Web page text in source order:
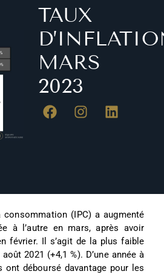
TAUX
MARS
2023
consommation (IPC) a augmenté
à l’autre en mars, après avoir
février. Il s’agit de la plus faible
2021 (+4,1 %). D’une année à
ont déboursé davantage pour les